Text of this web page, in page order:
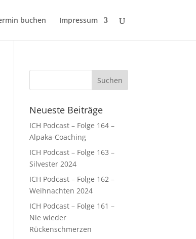
buchen Impressum
Neueste Beiträge
ICH Podcast – Folge 164 –
Alpaka-Coaching
ICH Podcast – Folge 163 –
Silvester 2024
ICH Podcast – Folge 162 –
Weihnachten 2024
ICH Podcast – Folge 161 –
Nie wieder
Rückenschmerzen